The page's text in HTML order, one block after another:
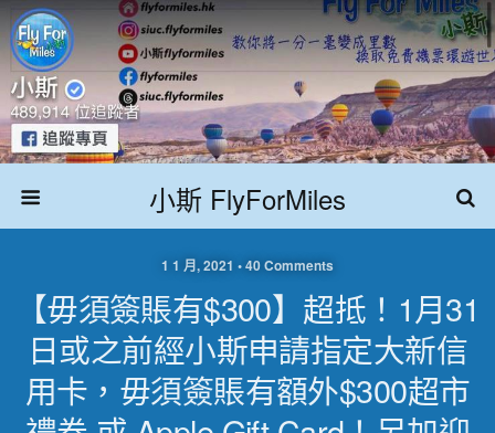
小斯 FlyForMiles
1 1 月, 2021 • 40 Comments
【毋須簽賬有$300】超抵！1月31
日或之前經小斯申請指定大新信
用卡，毋須簽賬有額外$300超市